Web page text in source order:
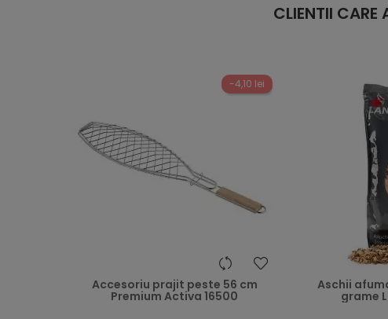
CLIENTII CARE
-4,10 lei
heart
Accesoriu prajit peste 56 cm
Premium Activa 16500
Aschii
grame